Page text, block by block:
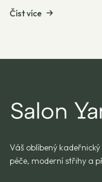
Číst více
Váš oblíbený
péče, moderní střihy a